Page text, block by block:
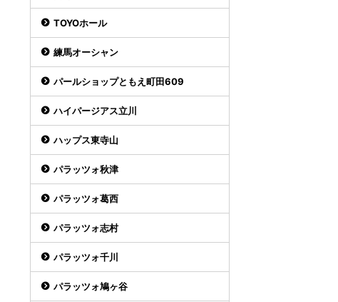
TOYOホール
練馬オーシャン
パールショップともえ町田609
ハイパージアス立川
ハップス東寺山
パラッツォ秋津
パラッツォ葛西
パラッツォ志村
パラッツォ千川
パラッツォ鳩ヶ谷